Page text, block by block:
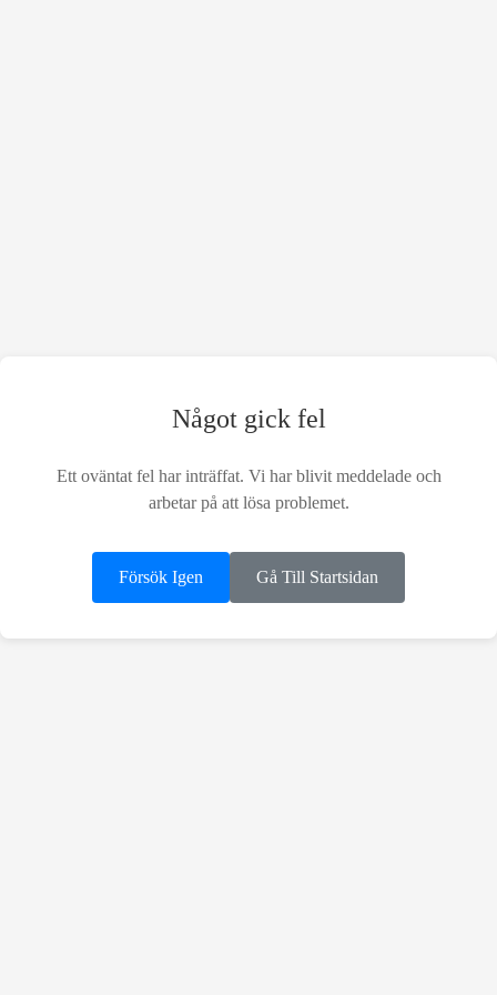
Något gick fel
Ett oväntat fel har inträffat. Vi har blivit meddelade och
arbetar på att lösa problemet.
Försök Igen Gå Till Startsidan